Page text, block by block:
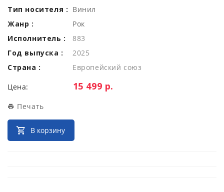
Тип носителя : Винил
Жанр :
Рок
Исполнитель :
883
Год выпуска :
2025
Страна :
Европейский союз
Цена: Цена:
15 499 р.
Печать
В корзину